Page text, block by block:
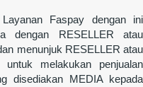
Faspay dengan ini
dengan RESELLER atau
menunjuk RESELLER atau
untuk melakukan penjualan
disediakan MEDIA kepada